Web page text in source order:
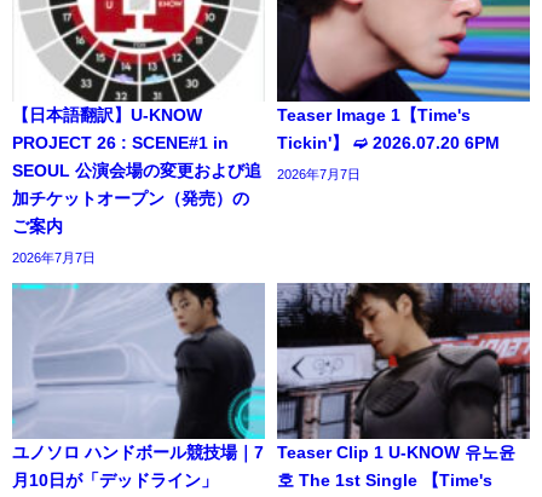
【日本語翻訳】U-KNOW
PROJECT 26 : SCENE#1 in
SEOUL 公演会場の変更および追
加チケットオープン（発売）の
ご案内
2026年7月7日
Teaser Image 1【Time's
Tickin'】 ➫ 2026.07.20 6PM
2026年7月7日
ユノソロ ハンドボール競技場｜7
月10日が「デッドライン」
Teaser Clip 1 U-KNOW 유노윤
호 The 1st Single 【Time's